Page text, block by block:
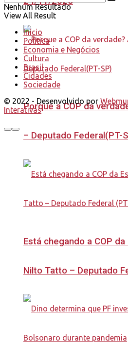
Porque a COP da
– Deputado Federal(PT-
Está chegando a COP
Nilto Tatto – Deputado
Nenhum Resultado
View All Result
Início
Política
Economia e Negócios
Cultura
Brasil
Cidades
Sociedade
© 2022 - Desenvolvido por
Interativas